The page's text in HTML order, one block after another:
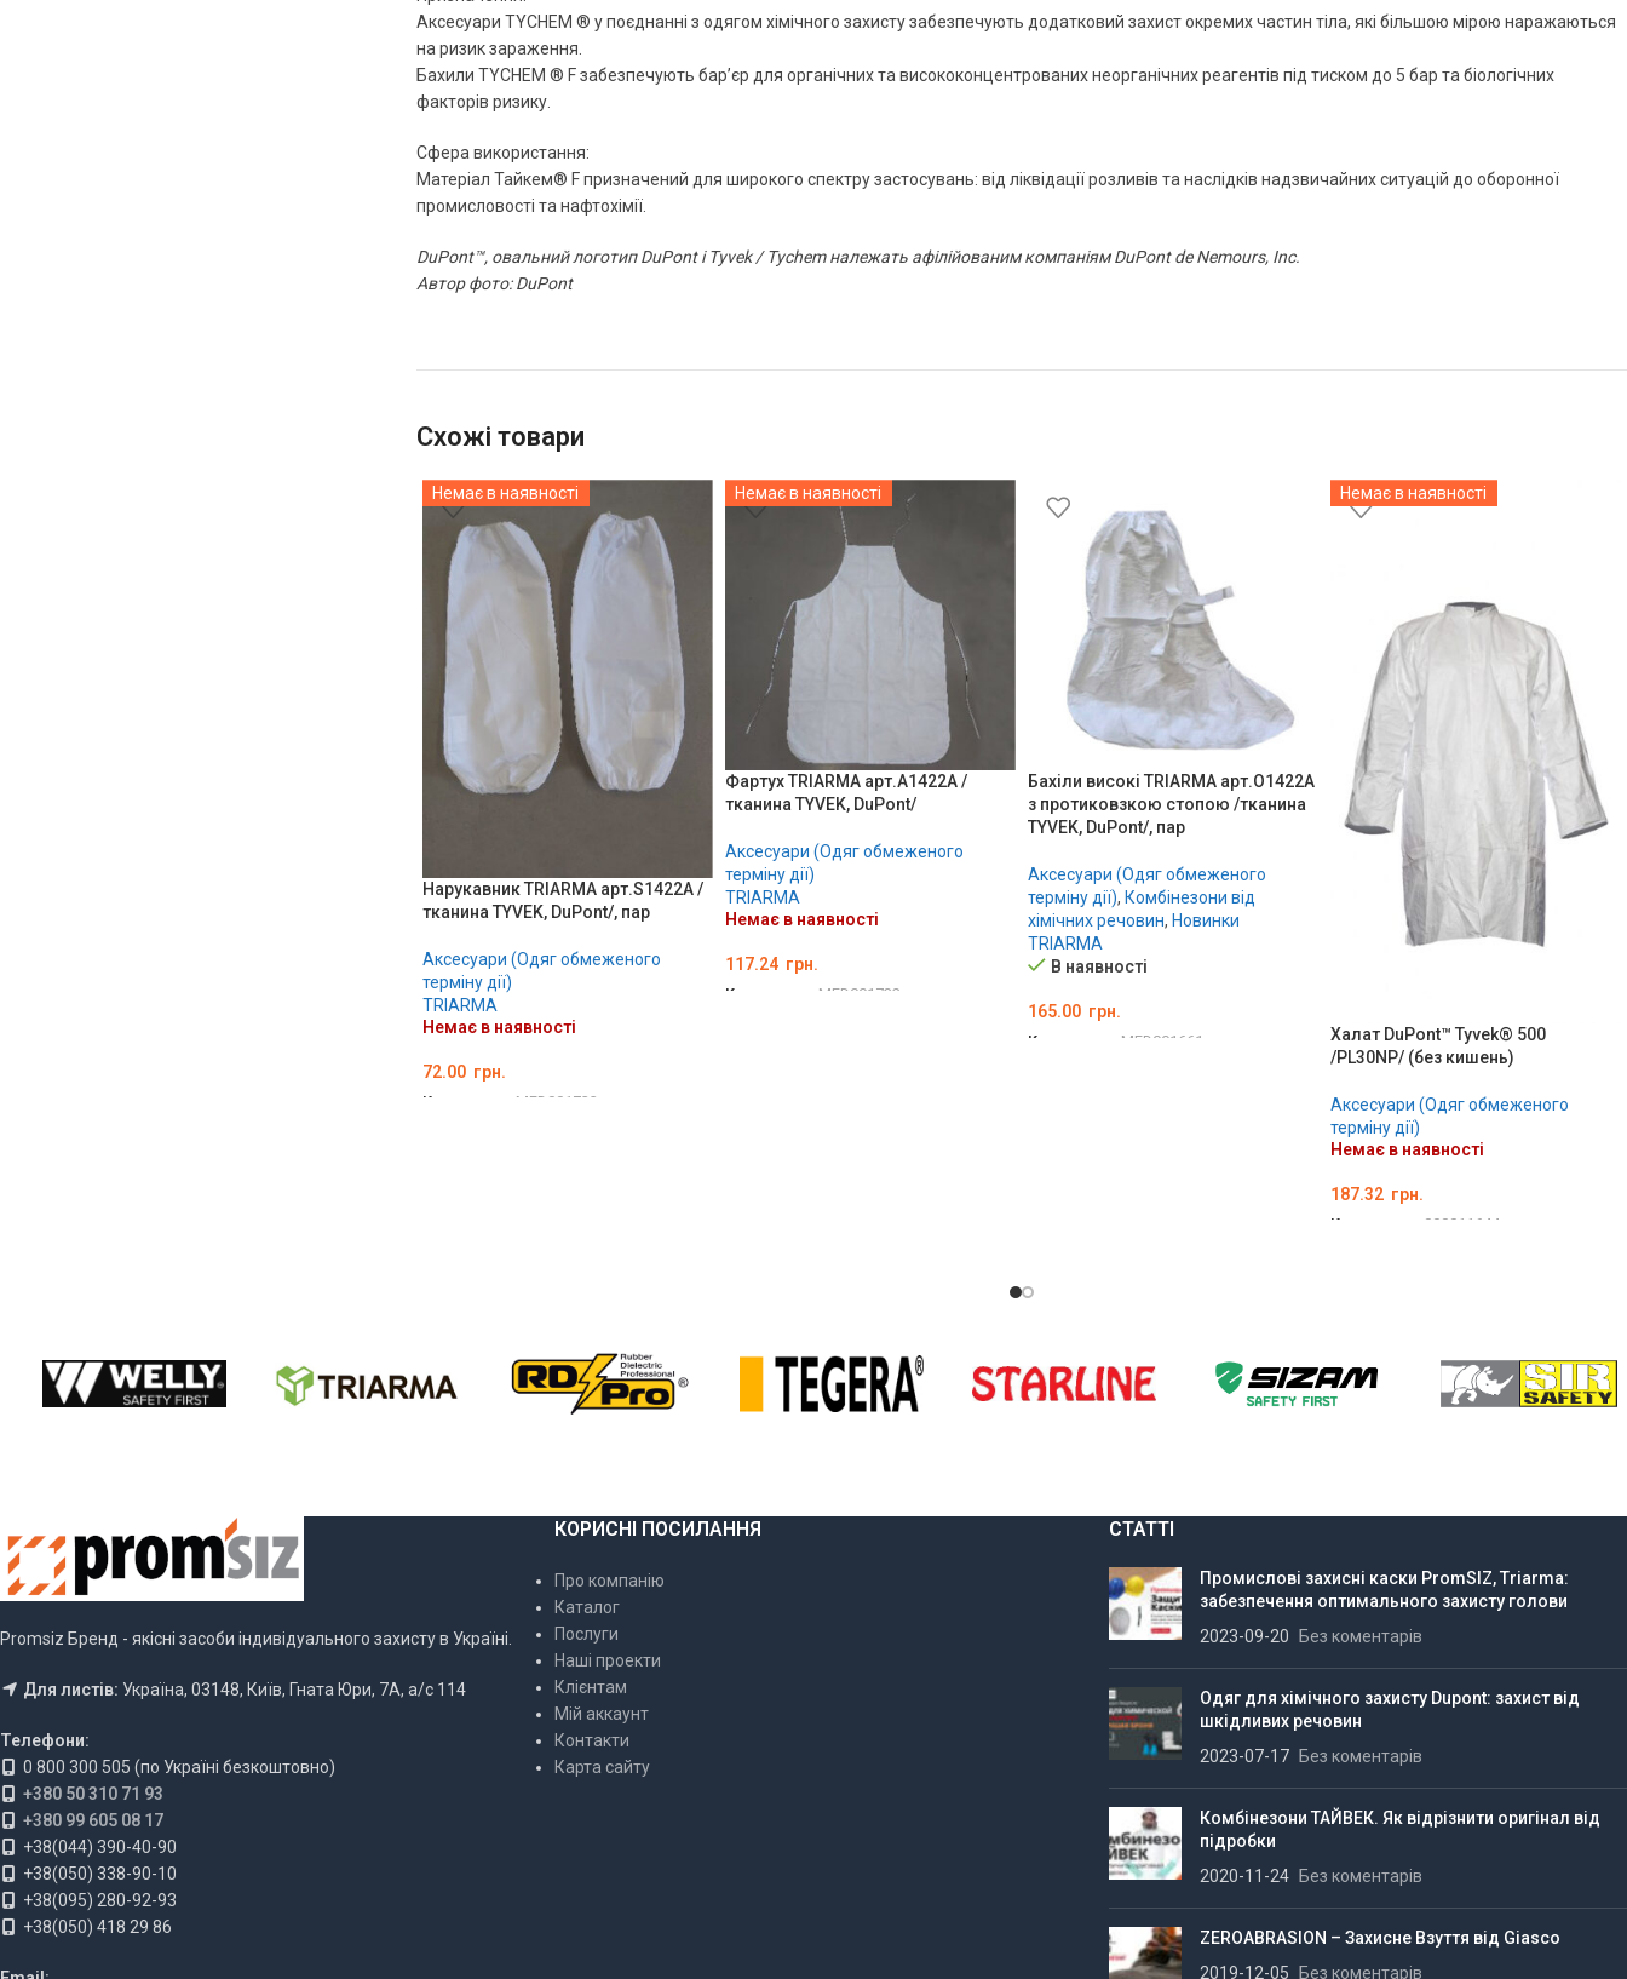
Аксесуари TYCHEM ® у поєднанні з одягом хімічного захисту забезпечують додатковий захист окремих частин тіла, які більшою мірою наражаються
на ризик зараження.
Бахили TYCHEM ® F забезпечують бар’єр для органічних та висококонцентрованих неорганічних реагентів під тиском до 5 бар та біологічних
факторів ризику.
Сфера використання:
Матеріал Тайкем® F призначений для широкого спектру застосувань: від ліквідації розливів та наслідків надзвичайних ситуацій до оборонної
промисловості та нафтохімії.
DuPont™, овальний логотип DuPont і Tyvek / Tychem належать афілійованим компаніям DuPont de Nemours, Inc.
Автор фото: DuPont
Схожі товари
Немає в наявності
Нарукавник TRIARMA арт.S1422A /
тканина TYVEK, DuPont/, пар
Аксесуари (Одяг обмеженого
терміну дії)
TRIARMA
Немає в наявності
72.00 грн.
Код товару: MED001733
Немає в наявності
Фартух TRIARMA арт.А1422A /
тканина TYVEK, DuPont/
Аксесуари (Одяг обмеженого
терміну дії)
TRIARMA
Немає в наявності
117.24 грн.
Код товару: MED001732
Бахіли високі TRIARMA арт.О1422A
з протиковзкою стопою /тканина
TYVEK, DuPont/, пар
Аксесуари (Одяг обмеженого
терміну дії), Комбінезони від
хімічних речовин, Новинки
TRIARMA
В наявності
165.00 грн.
Код товару: MED001661
Немає в наявності
Халат DuPont™ Tyvek® 500
/PL30NP/ (без кишень)
Аксесуари (Одяг обмеженого
терміну дії)
Немає в наявності
187.32 грн.
Код товару: 000011644
Promsiz Бренд - якісні засоби індивідуального захисту в Україні.
Для листів: Україна, 03148, Київ, Гната Юри, 7А, а/с 114
Телефони:
0 800 300 505 (по Україні безкоштовно)
+380 50 310 71 93
+380 99 605 08 17
+38(044) 390-40-90
+38(050) 338-90-10
+38(095) 280-92-93
+38(050) 418 29 86
КОРИСНІ ПОСИЛАННЯ
Про компанію
Каталог
Послуги
Наші проекти
Клієнтам
Мій аккаунт
Контакти
Карта сайту
СТАТТІ
Промислові захисні каски PromSIZ, Triarma:
забезпечення оптимального захисту голови
2023-09-20
Без коментарів
Одяг для хімічного захисту Dupont: захист від
шкідливих речовин
2023-07-17
Без коментарів
Комбінезони ТАЙВЕК. Як відрізнити оригінал від
підробки
2020-11-24
Без коментарів
ZEROABRASION – Захисне Взуття від Giasco
2019-12-05
Без коментарів